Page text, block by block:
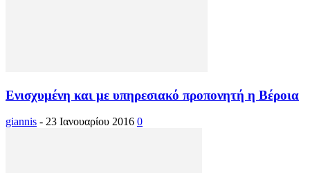
Ενισχυμένη και με υπηρεσιακό προπονητή η Βέροια
giannis - 23 Ιανουαρίου 2016 0